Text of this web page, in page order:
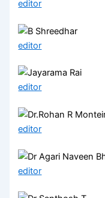
editor
editor
editor
editor
editor